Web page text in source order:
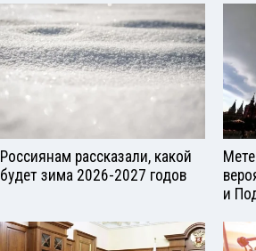
Россиянам рассказали, какой
будет зима 2026-2027 годов
и